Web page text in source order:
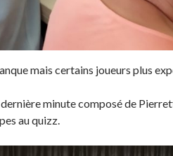
mais certains joueurs plus
minute composé de
au quizz.